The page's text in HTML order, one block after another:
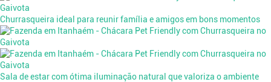
Churrasqueira ideal para reunir família e amigos em bons momentos
Sala de estar com ótima iluminação natural que valoriza o ambiente